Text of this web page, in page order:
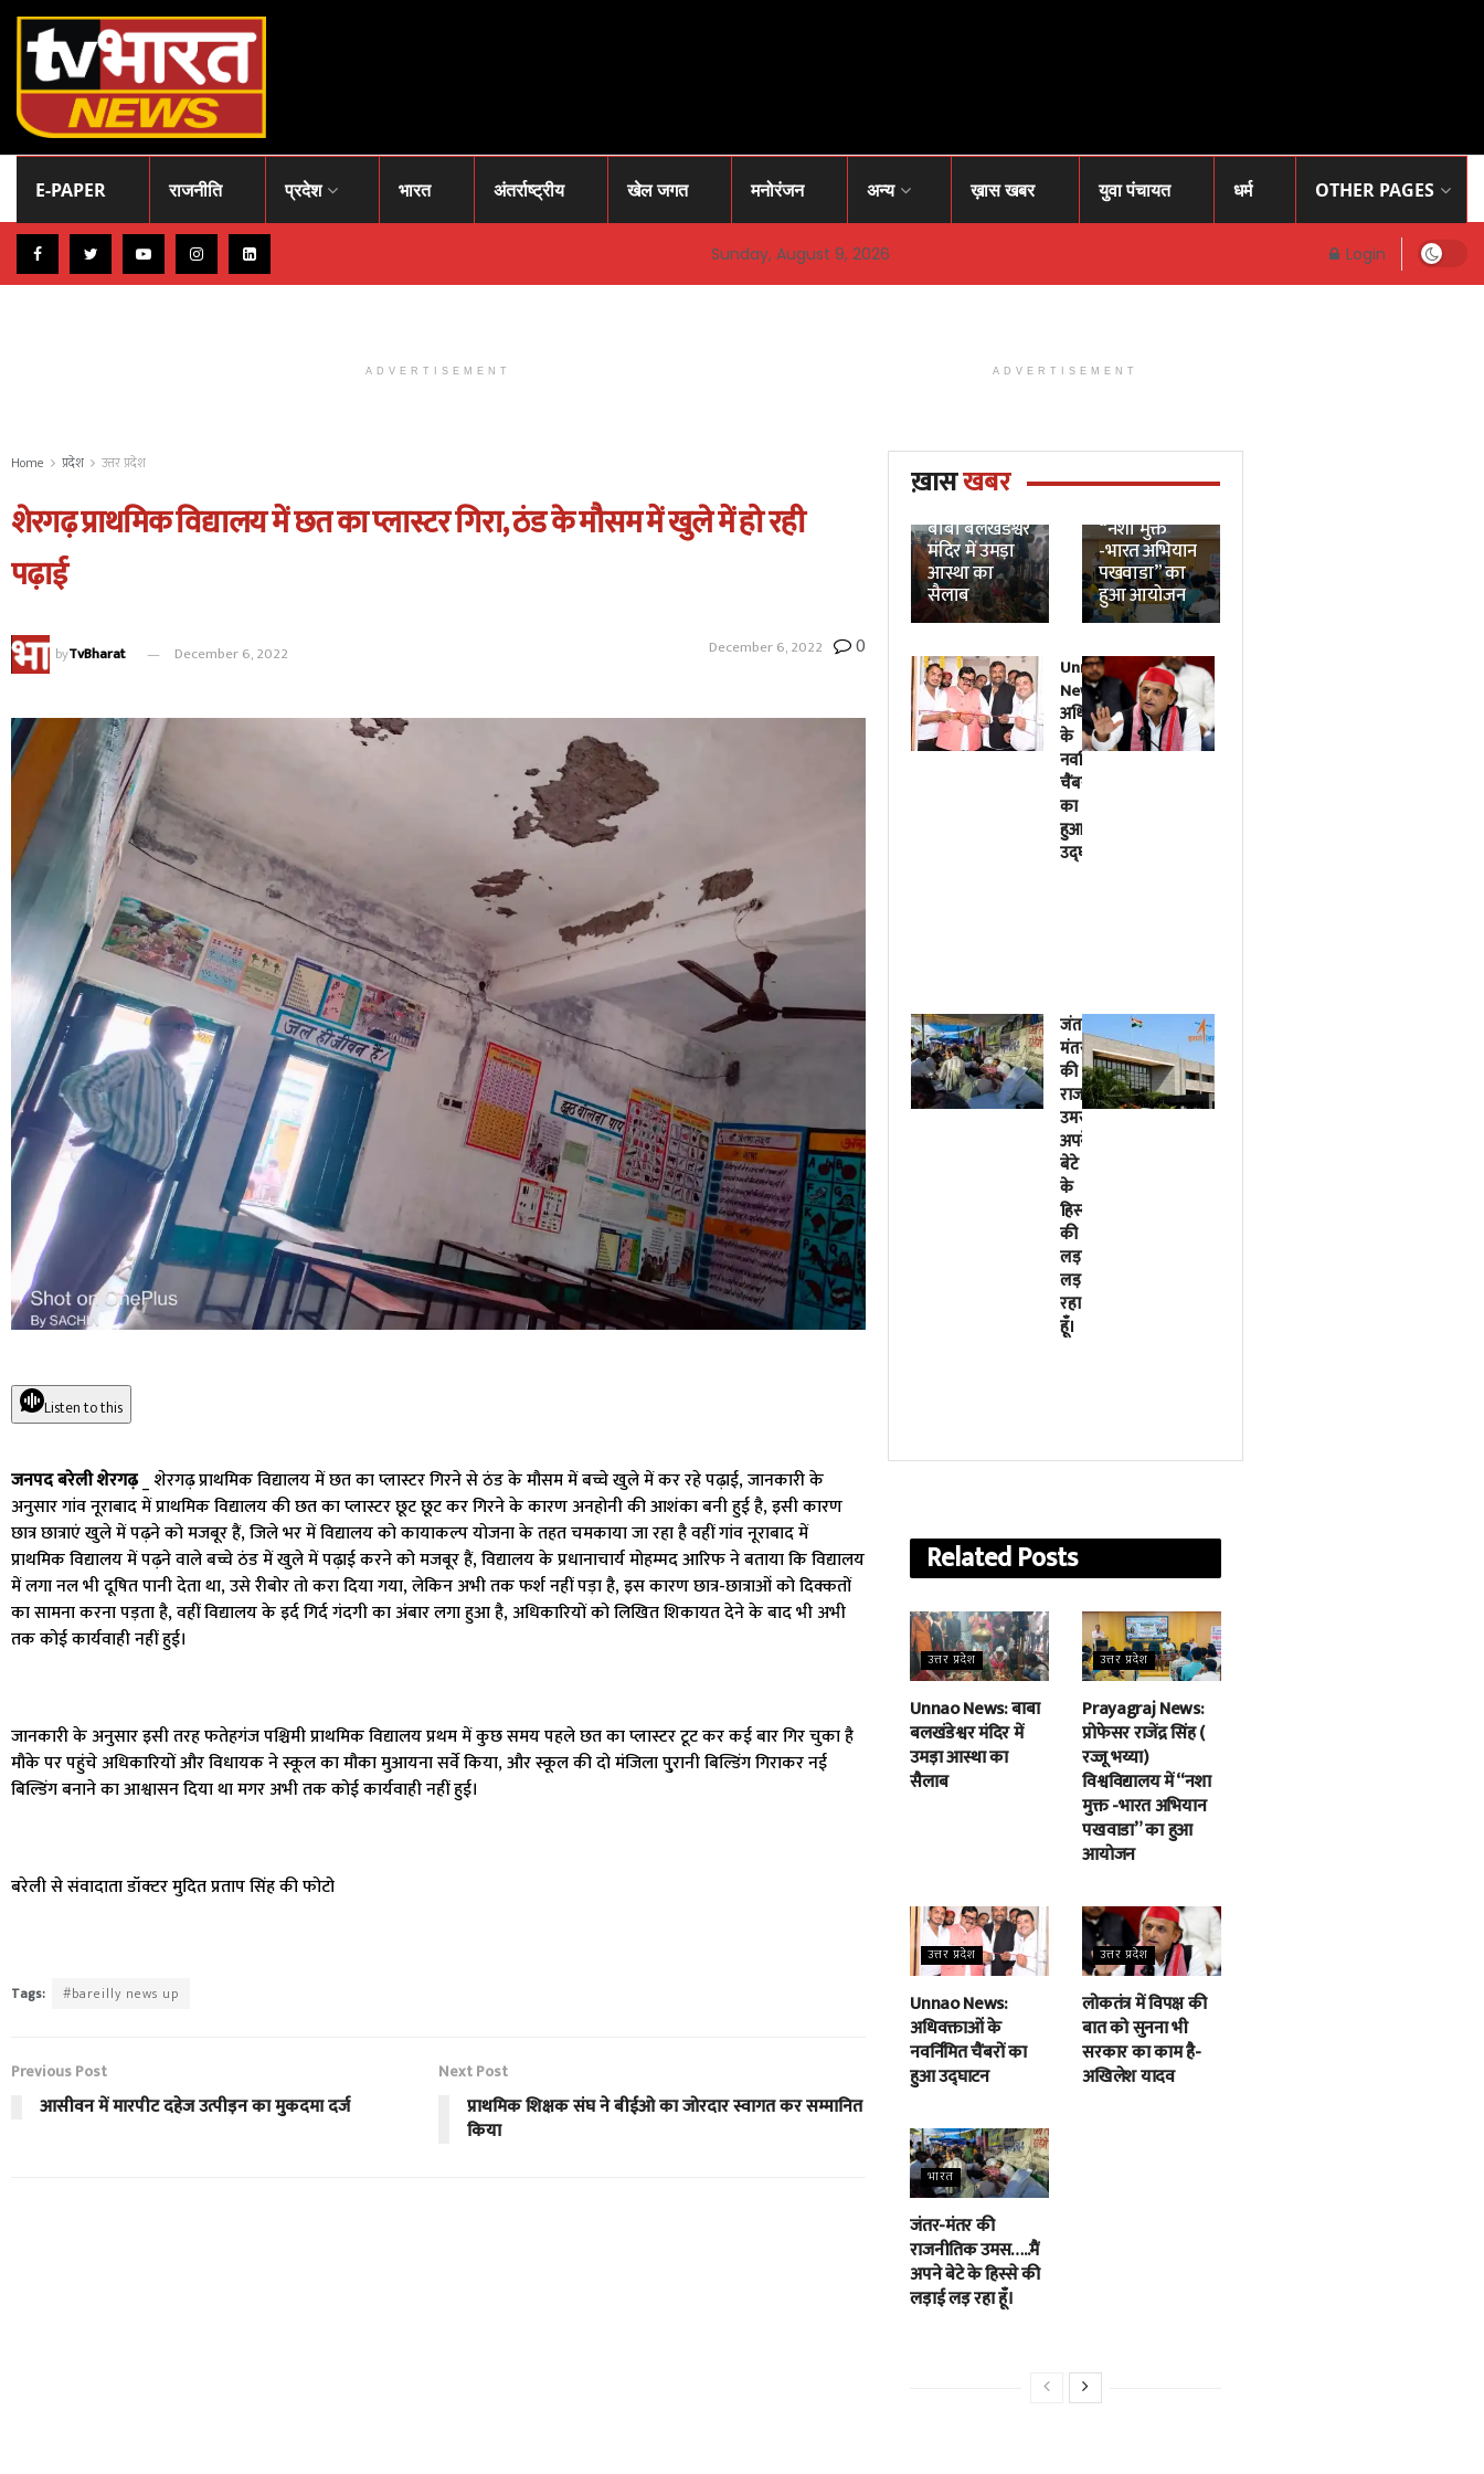
E-PAPER राजनीति प्रदेश भारत अंतर्राष्ट्रीय खेल जगत मनोरंजन अन्य ख़ास खबर युवा पंचायत धर्म OTHER PAGES
Sunday, August 9, 2026 Login
ADVERTISEMENT
Home प्रदेश उत्तर प्रदेश
शेरगढ़ प्राथमिक विद्यालय में छत का प्लास्टर गिरा, ठंड के मौसम में खुले में हो रही
पढ़ाई
byTvBharat December 6, 2022 December 6, 2022 0
Listen to this
जनपद बरेली शेरगढ़_ शेरगढ़ प्राथमिक विद्यालय में छत का प्लास्टर गिरने से ठंड के मौसम में बच्चे खुले में कर रहे पढ़ाई, जानकारी के
अनुसार गांव नूराबाद में प्राथमिक विद्यालय की छत का प्लास्टर छूट छूट कर गिरने के कारण अनहोनी की आशंका बनी हुई है, इसी कारण
छात्र छात्राएं खुले में पढ़ने को मजबूर हैं, जिले भर में विद्यालय को कायाकल्प योजना के तहत चमकाया जा रहा है वहीं गांव नूराबाद में
प्राथमिक विद्यालय में पढ़ने वाले बच्चे ठंड में खुले में पढ़ाई करने को मजबूर हैं, विद्यालय के प्रधानाचार्य मोहम्मद आरिफ ने बताया कि विद्यालय
में लगा नल भी दूषित पानी देता था, उसे रीबोर तो करा दिया गया, लेकिन अभी तक फर्श नहीं पड़ा है, इस कारण छात्र-छात्राओं को दिक्कतों
का सामना करना पड़ता है, वहीं विद्यालय के इर्द गिर्द गंदगी का अंबार लगा हुआ है, अधिकारियों को लिखित शिकायत देने के बाद भी अभी
तक कोई कार्यवाही नहीं हुई।
जानकारी के अनुसार इसी तरह फतेहगंज पश्चिमी प्राथमिक विद्यालय प्रथम में कुछ समय पहले छत का प्लास्टर टूट कर कई बार गिर चुका है
मौके पर पहुंचे अधिकारियों और विधायक ने स्कूल का मौका मुआयना सर्वे किया, और स्कूल की दो मंजिला पु्रानी बिल्डिंग गिराकर नई
बिल्डिंग बनाने का आश्वासन दिया था मगर अभी तक कोई कार्यवाही नहीं हुई।
बरेली से संवादाता डॉक्टर मुदित प्रताप सिंह की फोटो
Tags: #bareilly news up
Previous Post
आसीवन में मारपीट दहेज उत्पीड़न का मुकदमा दर्ज
Next Post
प्राथमिक शिक्षक संघ ने बीईओ का जोरदार स्वागत कर सम्मानित
किया
ADVERTISEMENT
ख़ासखबर
बाबा बलखंडेश्वर
मंदिर में उमड़ा
आस्था का
सैलाब
रज्जू भय्या)
“नशा मुक्त
-भारत अभियान
पखवाडा” का
हुआ आयोजन
Unnao
News:
अधिवक्ताओं
के
नवर्निमित
चैंबरों
का
हुआ
उद्घाटन
जंतर-
मंतर
की
राजनीतिक
उमस…..मैं
अपने
बेटे
के
हिस्से
की
लड़ाई
लड़
रहा
हूँ।
RelatedPosts
उत्तर प्रदेश
Unnao News: बाबा
बलखंडेश्वर मंदिर में
उमड़ा आस्था का
सैलाब
उत्तर प्रदेश
Prayagraj News:
प्रोफेसर राजेंद्र सिंह (
रज्जू भय्या)
विश्वविद्यालय में “नशा
मुक्त -भारत अभियान
पखवाडा” का हुआ
आयोजन
उत्तर प्रदेश
Unnao News:
अधिवक्ताओं के
नवर्निमित चैंबरों का
हुआ उद्घाटन
उत्तर प्रदेश
लोकतंत्र में विपक्ष की
बात को सुनना भी
सरकार का काम है-
अखिलेश यादव
भारत
जंतर-मंतर की
राजनीतिक उमस…..मैं
अपने बेटे के हिस्से की
लड़ाई लड़ रहा हूँ।